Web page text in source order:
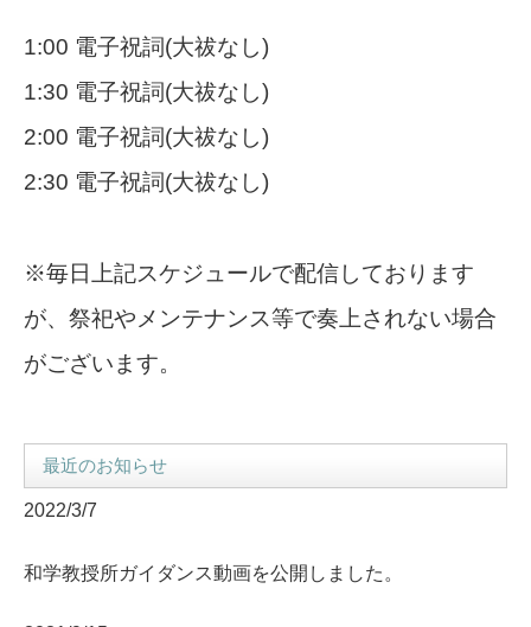
1:00 電子祝詞(大祓なし)
1:30 電子祝詞(大祓なし)
2:00 電子祝詞(大祓なし)
2:30 電子祝詞(大祓なし)
※毎日上記スケジュールで配信しております
が、祭祀やメンテナンス等で奏上されない場合
がございます。
最近のお知らせ
2022/3/7
和学教授所ガイダンス動画を公開しました。